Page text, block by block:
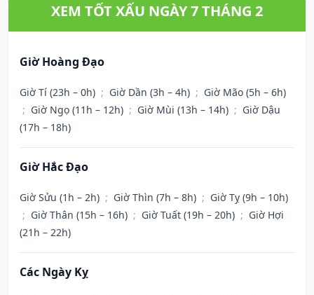
XEM TỐT XẤU NGÀY 7 THÁNG 2
Giờ Hoàng Đạo
Giờ Tí (23h – 0h) ; Giờ Dần (3h – 4h) ; Giờ Mão (5h – 6h)
; Giờ Ngọ (11h – 12h) ; Giờ Mùi (13h – 14h) ; Giờ Dậu
(17h – 18h)
Giờ Hắc Đạo
Giờ Sửu (1h – 2h) ; Giờ Thìn (7h – 8h) ; Giờ Tỵ (9h – 10h)
; Giờ Thân (15h – 16h) ; Giờ Tuất (19h – 20h) ; Giờ Hợi
(21h – 22h)
Các Ngày Kỵ